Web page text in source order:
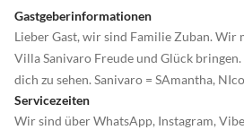
Gastgeberinformationen
Lieber Gast, wir sind Familie Zuban. Wir
Villa Sanivaro Freude und Glück
dich zu sehen. Sanivaro = SAmantha,
Servicezeiten
Wir sind über WhatsApp, Instagram,